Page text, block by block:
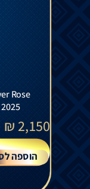
Rose
2,150
₪
הוספה